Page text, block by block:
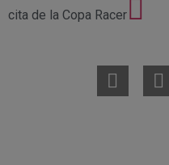
cita de la Copa Racer